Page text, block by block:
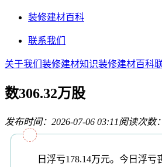
装修建材百科
联系我们
关于我们 装修建材知识装修建材百科
数306.32万股
发布时间：2026-07-06 03:11阅读次数
日浮亏178.14万元。今日浮亏丧